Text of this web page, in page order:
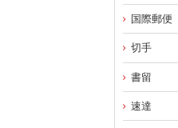
国際郵便
切手
書留
速達